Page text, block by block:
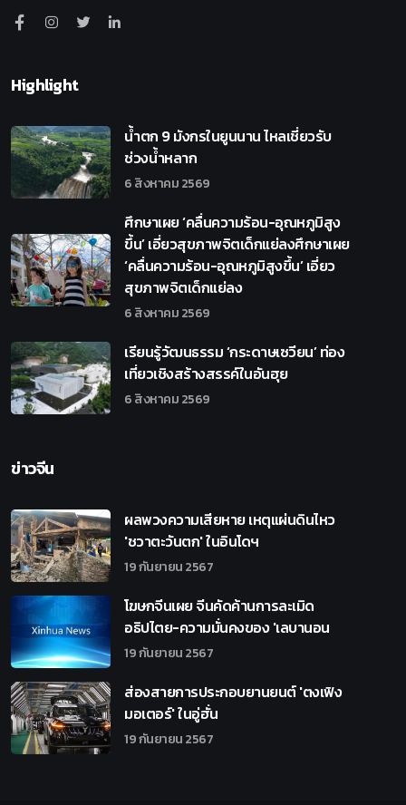
Highlight
น้ำตก 9 มังกรในยูนนาน ไหลเชี่ยวรับ
ช่วงน้ำหลาก
6 สิงหาคม 2569
ศึกษาเผย ‘คลื่นความร้อน-อุณหภูมิสูง
ขึ้น’ เอี่ยวสุขภาพจิตเด็กแย่ลงศึกษาเผย
‘คลื่นความร้อน-อุณหภูมิสูงขึ้น’ เอี่ยว
สุขภาพจิตเด็กแย่ลง
6 สิงหาคม 2569
เรียนรู้วัฒนธรรม ‘กระดาษเซวียน’ ท่อง
เที่ยวเชิงสร้างสรรค์ในอันฮุย
6 สิงหาคม 2569
ข่าวจีน
ผลพวงความเสียหาย เหตุแผ่นดินไหว
'ชวาตะวันตก' ในอินโดฯ
19 กันยายน 2567
โฆษกจีนเผย จีนคัดค้านการละเมิด
อธิปไตย-ความมั่นคงของ 'เลบานอน
19 กันยายน 2567
ส่องสายการประกอบยานยนต์ 'ตงเฟิง
มอเตอร์' ในอู่ฮั่น
19 กันยายน 2567